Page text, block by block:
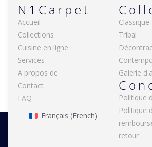
N1Carpet
Accueil
Collections
Cuisine en ligne
Services
A propos de
Contact
FAQ
Français (French)
Classique
Tribal
Galerie
Politique
Politique
retour